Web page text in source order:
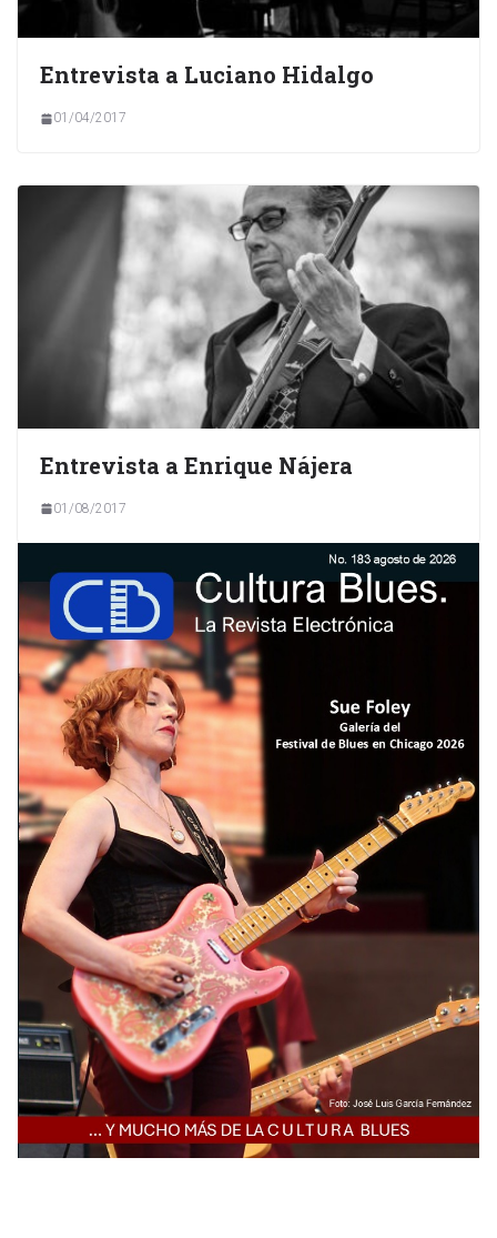
Entrevista a Luciano Hidalgo
01/04/2017
Entrevista a Enrique Nájera
01/08/2017